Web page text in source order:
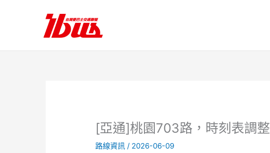
內
[亞通]桃園703路，時刻表調整
路線資訊 / 2026-06-09